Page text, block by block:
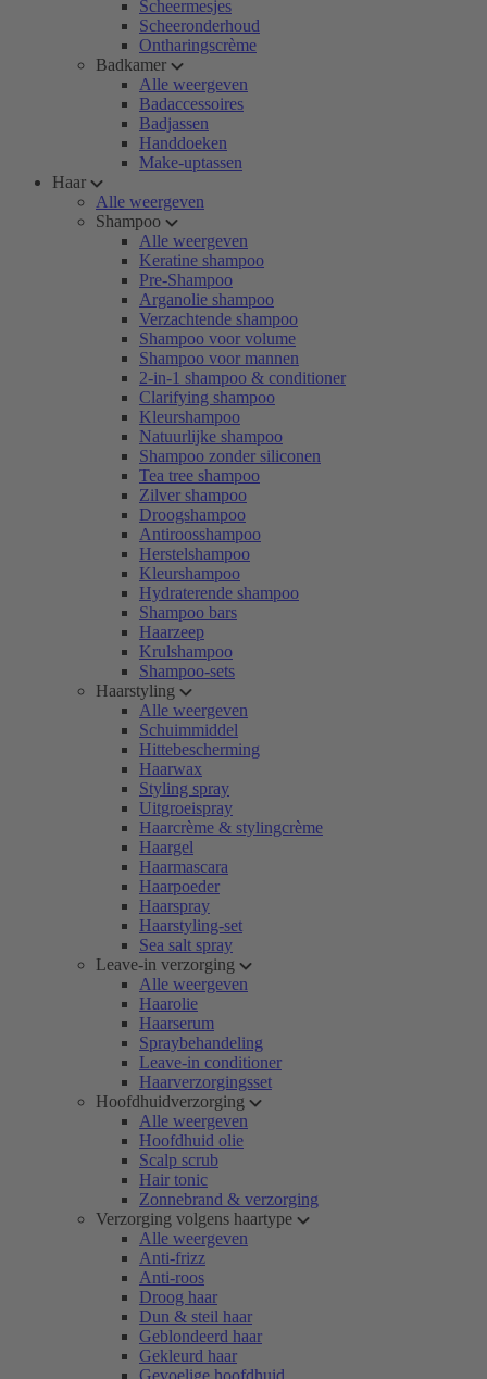
Scheermesjes
Scheeronderhoud
Ontharingscrème
Badkamer
Alle weergeven
Badaccessoires
Badjassen
Handdoeken
Make-uptassen
Haar
Alle weergeven
Shampoo
Alle weergeven
Keratine shampoo
Pre-Shampoo
Arganolie shampoo
Verzachtende shampoo
Shampoo voor volume
Shampoo voor mannen
2-in-1 shampoo & conditioner
Clarifying shampoo
Kleurshampoo
Natuurlijke shampoo
Shampoo zonder siliconen
Tea tree shampoo
Zilver shampoo
Droogshampoo
Antiroosshampoo
Herstelshampoo
Kleurshampoo
Hydraterende shampoo
Shampoo bars
Haarzeep
Krulshampoo
Shampoo-sets
Haarstyling
Alle weergeven
Schuimmiddel
Hittebescherming
Haarwax
Styling spray
Uitgroeispray
Haarcrème & stylingcrème
Haargel
Haarmascara
Haarpoeder
Haarspray
Haarstyling-set
Sea salt spray
Leave-in verzorging
Alle weergeven
Haarolie
Haarserum
Spraybehandeling
Leave-in conditioner
Haarverzorgingsset
Hoofdhuidverzorging
Alle weergeven
Hoofdhuid olie
Scalp scrub
Hair tonic
Zonnebrand & verzorging
Verzorging volgens haartype
Alle weergeven
Anti-frizz
Anti-roos
Droog haar
Dun & steil haar
Geblondeerd haar
Gekleurd haar
Gevoelige hoofdhuid